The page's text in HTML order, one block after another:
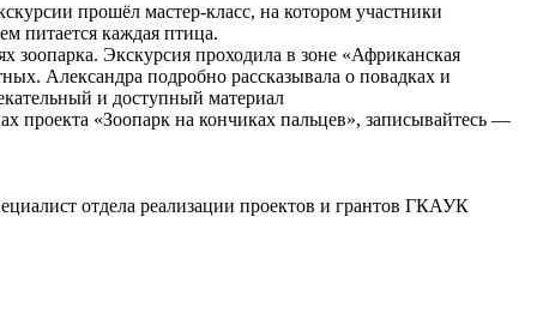
прошёл мастер-класс, на котором участники
питается каждая птица.
зоопарка. Экскурсия проходила в зоне «Африканская
Александра подробно рассказывала о повадках и
и доступный материал
проекта «Зоопарк на кончиках пальцев», записывайтесь —
отдела реализации проектов и грантов ГКАУК